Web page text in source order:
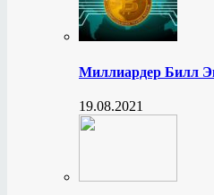
Миллиардер Билл
19.08.2021